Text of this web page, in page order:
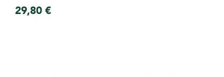
29,80 €